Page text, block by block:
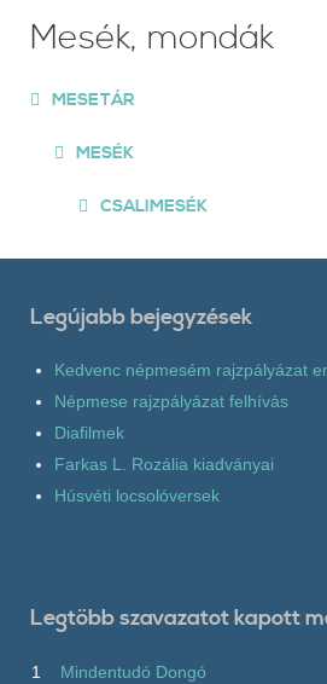
Mesék, mondák
MESETÁR
MESÉK
CSALIMESÉK
Legújabb bejegyzések
Kedvenc népmesém rajzpályázat
Népmese rajzpályázat felhívás
Diafilmek
Farkas L. Rozália kiadványai
Húsvéti locsolóversek
Legtöbb szavazatot kapott
1
Mindentudó Dongó